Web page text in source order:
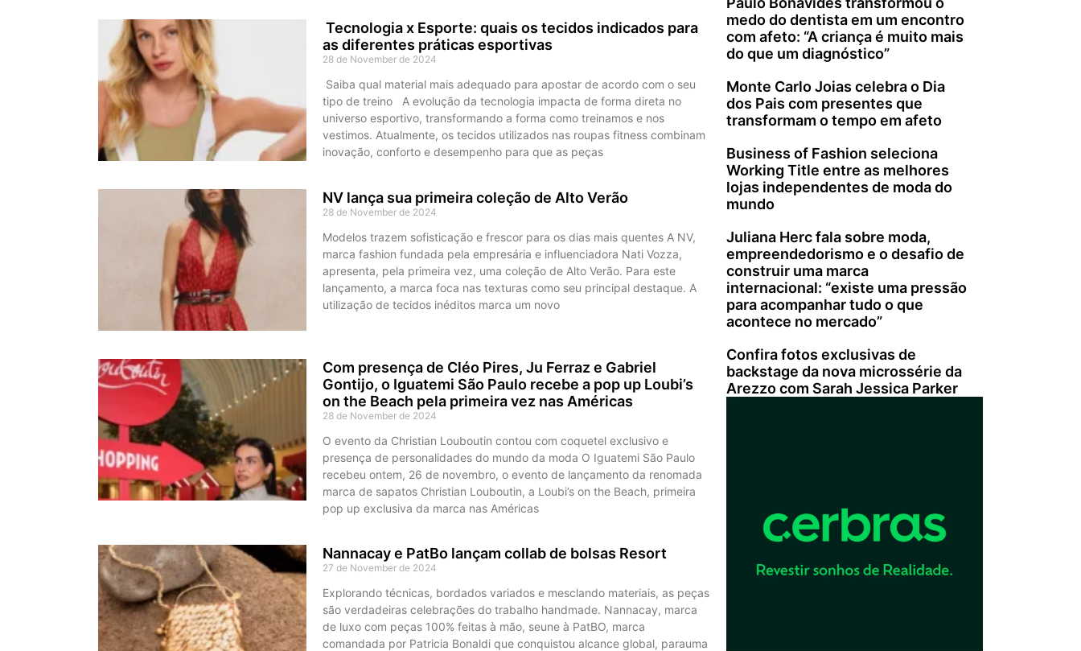
Tecnologia x Esporte: quais os tecidos indicados para
as diferentes práticas esportivas
28 de November de 2024
Saiba qual material mais adequado para apostar de acordo com o seu
tipo de treino A evolução da tecnologia impacta de forma direta no
universo esportivo, transformando a forma como treinamos e nos
vestimos. Atualmente, os tecidos utilizados nas roupas fitness combinam
inovação, conforto e desempenho para que as peças
NV lança sua primeira coleção de Alto Verão
28 de November de 2024
Modelos trazem sofisticação e frescor para os dias mais quentes A NV,
marca fashion fundada pela empresária e influenciadora Nati Vozza,
apresenta, pela primeira vez, uma coleção de Alto Verão. Para este
lançamento, a marca foca nas texturas como seu principal destaque. A
utilização de tecidos inéditos marca um novo
Com presença de Cléo Pires, Ju Ferraz e Gabriel
Gontijo, o Iguatemi São Paulo recebe a pop up Loubi’s
on the Beach pela primeira vez nas Américas
28 de November de 2024
O evento da Christian Louboutin contou com coquetel exclusivo e
presença de personalidades do mundo da moda O Iguatemi São Paulo
recebeu ontem, 26 de novembro, o evento de lançamento da renomada
marca de sapatos Christian Louboutin, a Loubi’s on the Beach, primeira
pop up exclusiva da marca nas Américas
Nannacay e PatBo lançam collab de bolsas Resort
27 de November de 2024
Explorando técnicas, bordados variados e mesclando materiais, as peças
são verdadeiras celebrações do trabalho handmade. Nannacay, marca
de luxo com peças 100% feitas à mão, seune à PatBO, marca
comandada por Patricia Bonaldi que conquistou alcance global, parauma
medo do dentista em um encontro
com afeto: “A criança é muito mais
do que um diagnóstico”
Monte Carlo Joias celebra o Dia
dos Pais com presentes que
transformam o tempo em afeto
Business of Fashion seleciona
Working Title entre as melhores
lojas independentes de moda do
mundo
Juliana Herc fala sobre moda,
empreendedorismo e o desafio de
construir uma marca
internacional: “existe uma pressão
para acompanhar tudo o que
acontece no mercado”
Confira fotos exclusivas de
backstage da nova microssérie da
Arezzo com Sarah Jessica Parker